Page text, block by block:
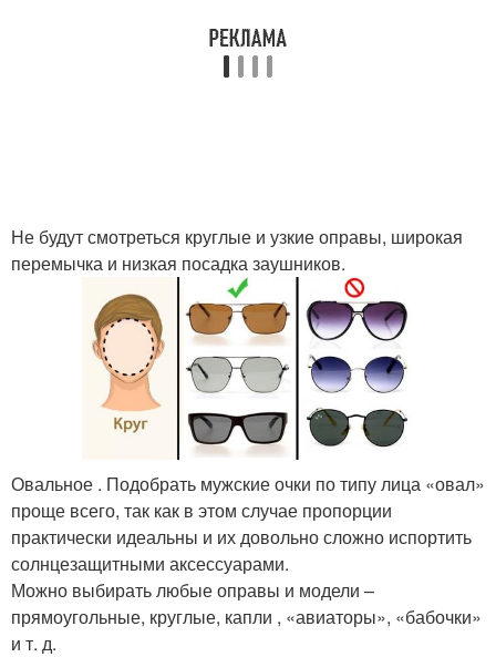
Не будут смотреться круглые и узкие оправы, широкая
перемычка и низкая посадка заушников.
Овальное . Подобрать мужские очки по типу лица «овал»
проще всего, так как в этом случае пропорции
практически идеальны и их довольно сложно испортить
солнцезащитными аксессуарами.
Можно выбирать любые оправы и модели –
прямоугольные, круглые, капли , «авиаторы», «бабочки»
и т. д.